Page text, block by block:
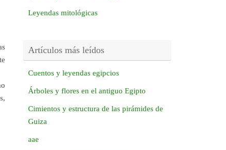
Leyendas mitológicas
Artículos más leídos
Cuentos y leyendas egipcios
Árboles y flores en el antiguo Egipto
Cimientos y estructura de las pirámides de
Guiza
aae